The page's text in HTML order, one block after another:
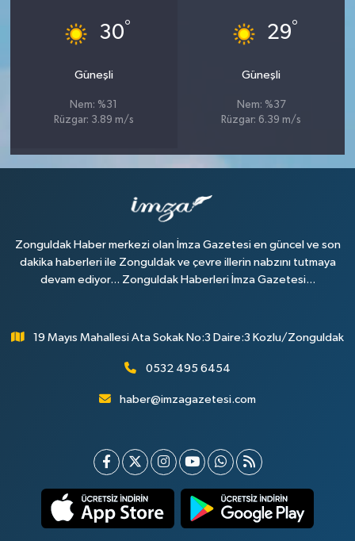
30°
Güneşli
Nem: %31
Rüzgar: 3.89 m/s
29°
Güneşli
Nem: %37
Rüzgar: 6.39 m/s
Zonguldak Haber merkezi olan İmza Gazetesi en güncel ve son
dakika haberleri ile Zonguldak ve çevre illerin nabzını tutmaya
devam ediyor... Zonguldak Haberleri İmza Gazetesi...
19 Mayıs Mahallesi Ata Sokak No:3 Daire:3 Kozlu/Zonguldak
0532 495 6454
haber@imzagazetesi.com